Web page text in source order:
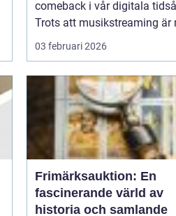
comeback i vår digitala
Trots att musikstreaming är
03 februari 2026
Frimärksauktion: En
fascinerande värld av
historia och samlande